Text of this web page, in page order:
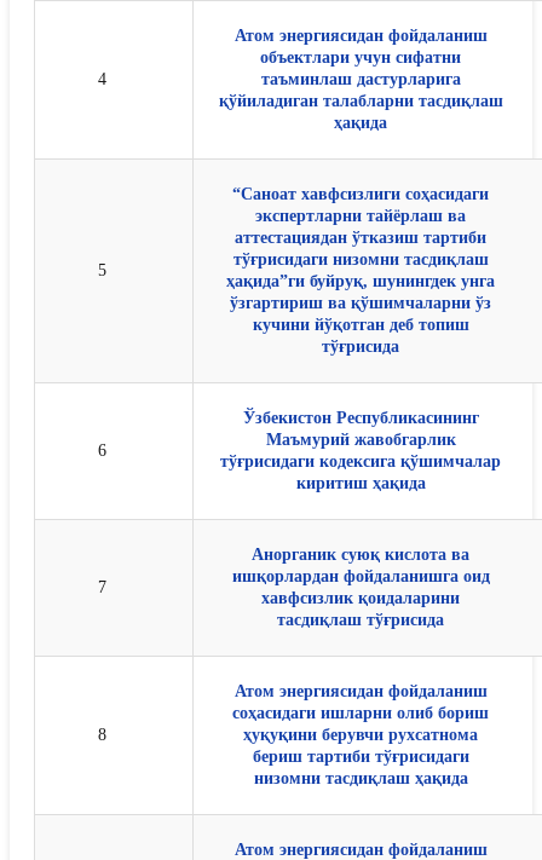
4
Атом энергиясидан фойдаланиш
объектлари учун сифатни
таъминлаш дастурларига
қўйиладиган талабларни тасдиқлаш
ҳақида
5
“Саноат хавфсизлиги соҳасидаги
экспертларни тайёрлаш ва
аттестациядан ўтказиш тартиби
тўғрисидаги низомни тасдиқлаш
ҳақида”ги буйруқ, шунингдек унга
ўзгартириш ва қўшимчаларни ўз
кучини йўқотган деб топиш
тўғрисида
6
Ўзбекистон Республикасининг
Маъмурий жавобгарлик
тўғрисидаги кодексига қўшимчалар
киритиш ҳақида
7
Анорганик суюқ кислота ва
ишқорлардан фойдаланишга оид
хавфсизлик қоидаларини
тасдиқлаш тўғрисида
8
Атом энергиясидан фойдаланиш
соҳасидаги ишларни олиб бориш
ҳуқуқини берувчи рухсатнома
бериш тартиби тўғрисидаги
низомни тасдиқлаш ҳақида
Атом энергиясидан фойдаланиш